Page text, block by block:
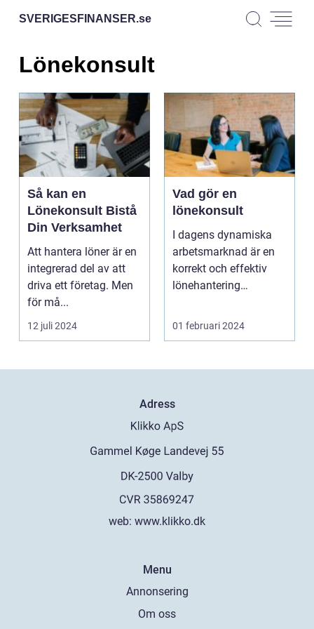
SVERIGESFINANSER.se
Lönekonsult
Så kan en
Lönekonsult Bistå
Din Verksamhet
Att hantera löner är en
integrerad del av att
driva ett företag. Men
för må...
12 juli 2024
Vad gör en
lönekonsult
I dagens dynamiska
arbetsmarknad är en
korrekt och effektiv
lönehantering
01 februari 2024
Adress
web: www.klikko.dk
Menu
Annonsering
Om oss